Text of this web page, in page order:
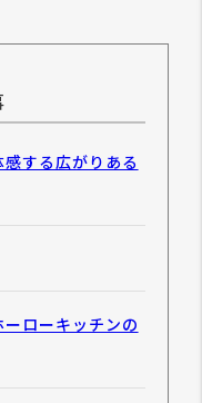
する広がりある
ローキッチンの